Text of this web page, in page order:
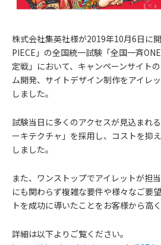
株式会社集英社様が2019年10月6日に
PIECE」の全国統一試験「全国一斉
定戦」において、キャンペーンサイト
ム開発、サイトデザイン制作をアイレ
しました。
試験当日に多くのアクセスが見込まれ
ーキテクチャ」を採用し、コストを抑
しました。
また、ワンストップでアイレットが担
にも関わらず複雑な要件や様々なご要
トを成功に導いたことをお客様から高
詳細は以下よりご覧ください。
お